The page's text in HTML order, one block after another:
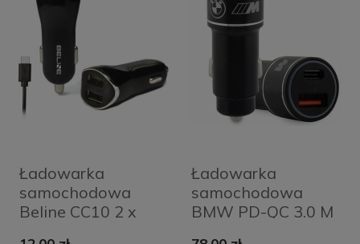
Ładowarka
samochodowa
Beline CC10 2 x
Ładowarka
samochodowa
BMW PD-QC 3.0 M